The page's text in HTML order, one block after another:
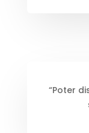
“Poter